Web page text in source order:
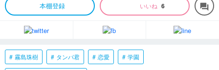
本棚登録 いいね 6 forum
霧島珠樹 タンパ君 恋愛 学園